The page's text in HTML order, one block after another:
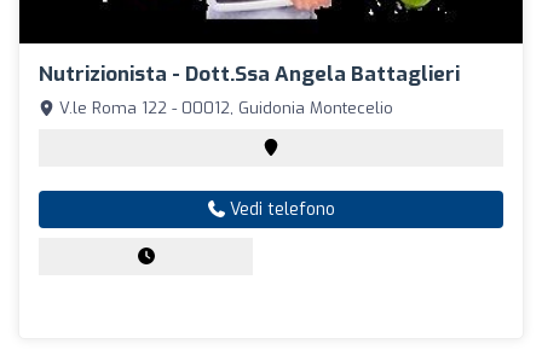
Nutrizionista - Dott.ssa Angela Battaglieri
V.le Roma 122 - 00012, Guidonia Montecelio
Vedi telefono